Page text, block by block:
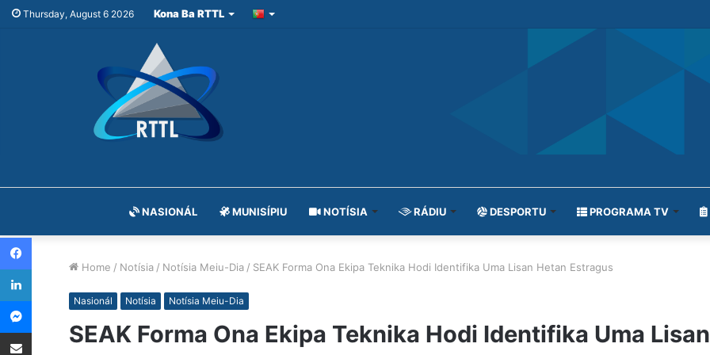
Thursday, August 6 2026 Kona Ba RTTL
NASIONÁL MUNISÍPIU NOTÍSIA RÁDIU DESPORTU PROGRAMA TV
Home / Notísia / Notísia Meiu-Dia / SEAK Forma Ona Ekipa Teknika Hodi Identifika Uma Lisan Hetan Estragus
Nasionál Notísia Notísia Meiu-Dia
SEAK Forma Ona Ekipa Teknika Hodi Identifika Uma
Facebook
LinkedIn
Messenger